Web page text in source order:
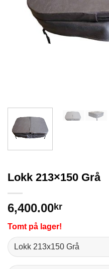
Lokk 213×150 Grå
6,400.00kr
Tomt på lager!